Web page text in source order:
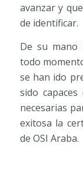
avanzar y
de identificar.
De su mano
todo
se han ido
sido
necesarias
exitosa la
de OSI Araba.